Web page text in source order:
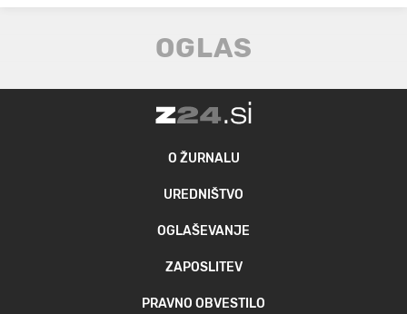
O ŽURNALU
UREDNIŠTVO
OGLAŠEVANJE
ZAPOSLITEV
PRAVNO OBVESTILO